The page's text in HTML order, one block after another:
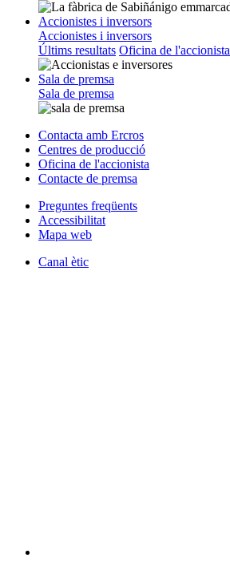
Accionistes i inversors
Accionistes i inversors
Últims resultats Oficina de l'accionista
Sala de premsa
Sala de premsa
Contacta amb Ercros
Centres de producció
Oficina de l'accionista
Contacte de premsa
Preguntes freqüents
Accessibilitat
Mapa web
Canal ètic